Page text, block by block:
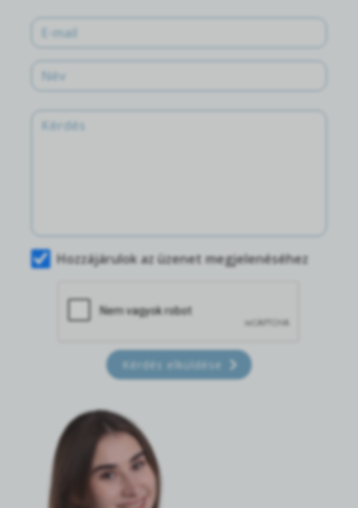
Hozzájárulok az üzenet megjelenéséhez
Kérdés elküldése